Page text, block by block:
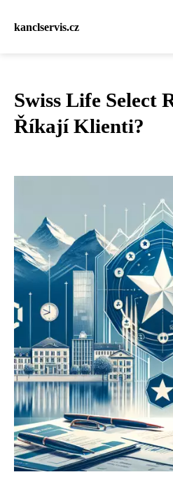
kanclservis.cz
Swiss Life Select
Říkají Klienti?